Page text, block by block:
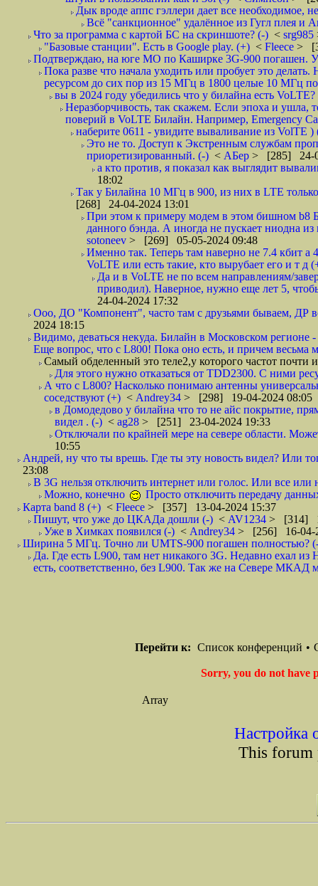
Дык вроде аппс гэллери дает все необходимое,
Всё "санкционное" удалённое из Гугл плея и
Что за программа с картой БС на скриншоте? (-) < srg985
"Базовые станции". Есть в Google play. (+) < Fleece >
Подтверждаю, на юге МО по Каширке 3G-900 погашен.
Пока разве что начала уходить или пробует это
ресурсом до сих пор из 15 МГц в 1800 целые 10 МГц
вы в 2024 году убедились что у билайна есть
Неразборчивость, так скажем. Если эпоха и ушла,
поверий в VoLTE Билайн. Например, Emergency
наберите 0611 - увидите вываливание из VolTE )
Это не то. Доступ к Экстренным службам
приоретизированный. (-) < АБер > [285] 24-
а кто против, я показал как выглядит
18:02
Так у Билайна 10 МГц в 900, из них в LTE
[268] 24-04-2024 13:01
При этом к примеру модем в этом бишном b8
данного бэнда. А иногда не пускает ниодна
sotoneev > [269] 05-05-2024 09:48
Именно так. Теперь там наверно не 7.4 кбит а
VoLTE или есть такие, кто вырубает его и т д
Да и в VoLTE не по всем направлениям/
приводил). Наверное, нужно еще лет 5,
24-04-2024 17:32
Ооо, ДО "Компонент", часто там с друзьями бываем, ДР
2024 18:15
Видимо, деваться некуда. Билайн в Московском регионе
Еще вопрос, что с L800! Пока оно есть, и причем весьма
Самый обделенный это теле2,у которого частот почти
Для этого нужно отказаться от TDD2300. С ними
А что с L800? Насколько понимаю антенны
соседствуют (+) < Andrey34 > [298] 19-04-2024 08:05
в Домодедово у билайна что то не айс покрытие,
видел . (-) < ag28 > [251] 23-04-2024 19:33
Отключали по крайней мере на севере области.
10:55
Андрей, ну что ты врешь. Где ты эту новость видел? Или
23:08
В 3G нельзя отключить интернет или голос. Или все или
Можно, конечно
Просто отключить передачу
Карта band 8 (+) < Fleece > [357] 13-04-2024 15:37
Пишут, что уже до ЦКАДа дошли (-) < AV1234 > [314]
Уже в Химках появился (-) < Andrey34 > [256] 16-04-
Ширина 5 МГц. Точно ли UMTS-900 погашен полностью?
Да. Где есть L900, там нет никакого 3G. Недавно ехал
есть, соответственно, без L900. Так же на Севере МКАД
Перейти к: Список конференций •
Sorry, you do not have
Array
Настройка
This